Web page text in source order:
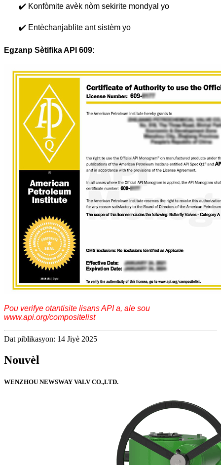
✔️ Konfòmite avèk nòm sekirite mondyal yo
✔️ Entèchanjablite ant sistèm yo
Egzanp Sètifika API 609:
Pou verifye otantisite lisans API a, ale sou
www.api.org/compositelist
Dat piblikasyon: 14 Jiyè 2025
Nouvèl
WENZHOU NEWSWAY VALV CO.,LTD.